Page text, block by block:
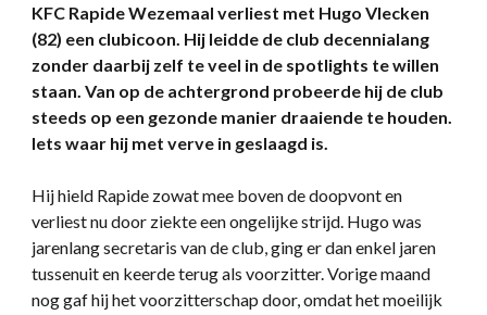
KFC Rapide Wezemaal verliest met Hugo Vlecken
(82) een clubicoon. Hij leidde de club decennialang
zonder daarbij zelf te veel in de spotlights te willen
staan. Van op de achtergrond probeerde hij de club
steeds op een gezonde manier draaiende te houden.
Iets waar hij met verve in geslaagd is.
Hij hield Rapide zowat mee boven de doopvont en
verliest nu door ziekte een ongelijke strijd. Hugo was
jarenlang secretaris van de club, ging er dan enkel jaren
tussenuit en keerde terug als voorzitter. Vorige maand
nog gaf hij het voorzitterschap door, omdat het moeilijk